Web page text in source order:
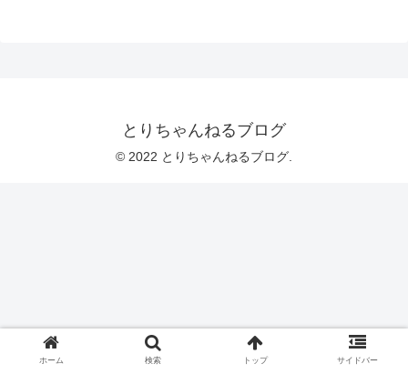
とりちゃんねるブログ
© 2022 とりちゃんねるブログ.
ホーム 検索 トップ サイドバー